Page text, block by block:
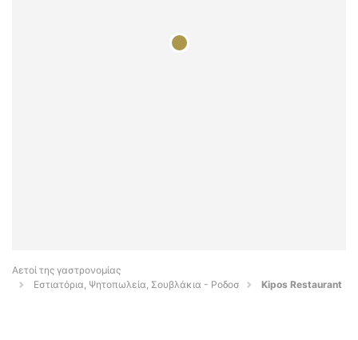
Αετοί της γαστρονομίας
Εστιατόρια, Ψητοπωλεία, Σουβλάκια - Ροδοσ
Kipos Restaurant